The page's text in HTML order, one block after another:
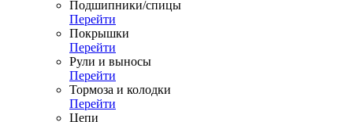
Подшипники/спицы
Перейти
Покрышки
Перейти
Рули и выносы
Перейти
Тормоза и колодки
Перейти
Цепи